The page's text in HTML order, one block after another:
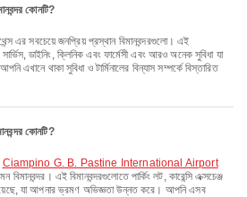
কোনটি?
এর সবচেয়ে জনপ্রিয় প্রস্থান বিমানবন্দরগুলো। এই
সার্ভিস, ডাইনিং, ক্লিনিক এবং ফার্মেসী এবং আরও অনেক সুবিধা যা
থাকা সুবিধা ও টার্মিনালের বিন্যাস সম্পর্কে বিস্তারিত
কোনটি?
Ciampino G. B. Pastine International Airport
এই বিমানবন্দরগুলোতে পার্কিং লট, কারেন্সি এক্সচেঞ্জ
যা আপনার ভ্রমণ অভিজ্ঞতা উন্নত করে। আপনি এসব